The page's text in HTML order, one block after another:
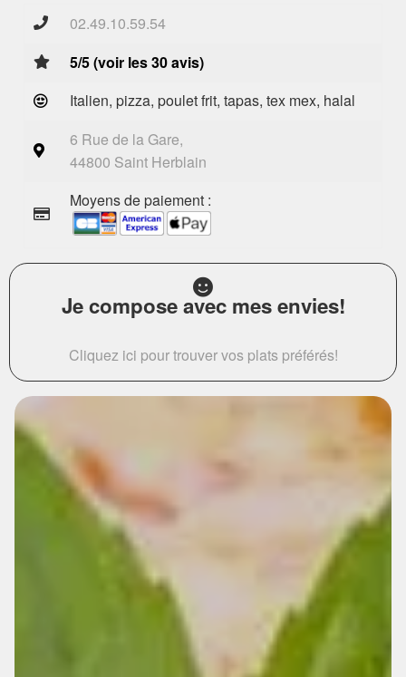
02.49.10.59.54
5/5 (voir les 30 avis)
Italien, pizza, poulet frit, tapas, tex mex, halal
6 Rue de la Gare,
44800 Saint Herblain
Moyens de paiement :
Je compose avec mes envies!
Cliquez ici pour trouver vos plats préférés!